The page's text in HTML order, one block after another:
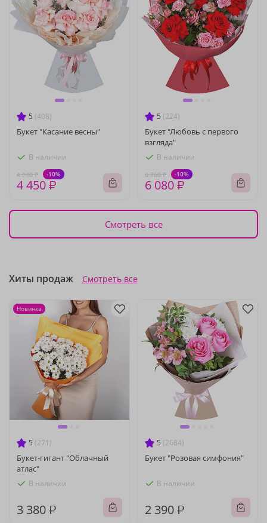
5 (408)
Букет "Касание весны"
В наличии
4 940 ₽ -10%
4 450 ₽
5 (224)
Букет "Любовь с первого
взгляда"
В наличии
6 760 ₽ -10%
6 080 ₽
Смотреть все
Хиты продаж Смотреть все
5 (271)
Букет-гигант "Облачный
атлас"
В наличии
3 380 ₽
Новинка
5 (2684)
Букет "Розовая симфония"
В наличии
2 390 ₽